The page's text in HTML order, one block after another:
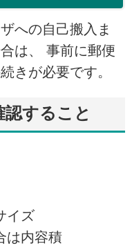
への自己搬入ま
は、 事前に郵便
きが必要です。
すること
イズ
は内容積